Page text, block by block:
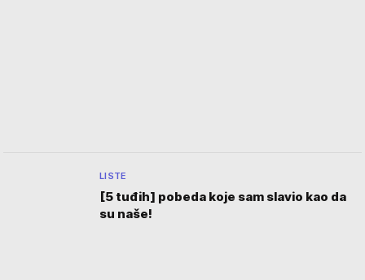
LISTE
[5 tuđih] pobeda koje sam slavio kao da
su naše!